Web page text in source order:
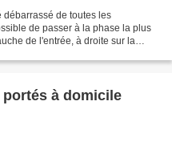
débarrassé de toutes les
de passer à la phase la plus
de l'entrée, à droite sur la
à domicile